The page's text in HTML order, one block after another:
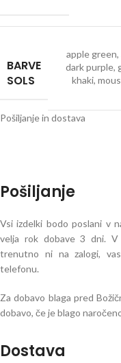
BARVE
SOLS
apple green,
dark purple,
khaki,
Pošiljanje in dostava
Pošiljanje
Vsi izdelki bodo poslani v
velja rok dobave 3 dni. V
trenutno ni na zalogi,
telefonu.
Za dobavo blaga pred
dobavo, če je blago
Dostava